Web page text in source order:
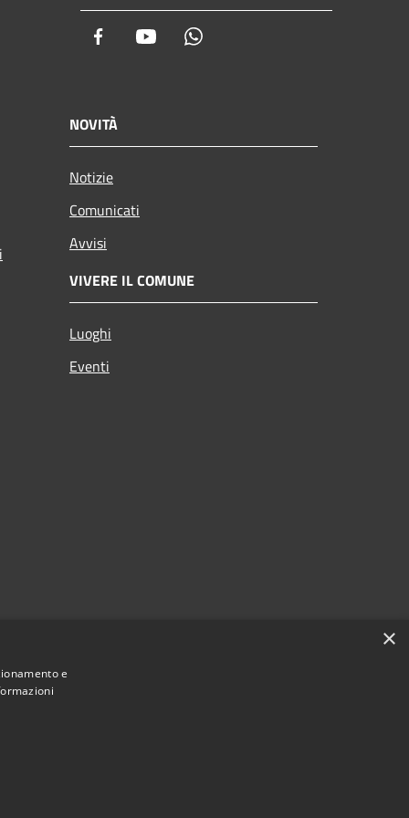
Facebook Youtube
NOVITÀ
Notizie
Comunicati
Avvisi
VIVERE IL COMUNE
Luoghi
Eventi
×
e